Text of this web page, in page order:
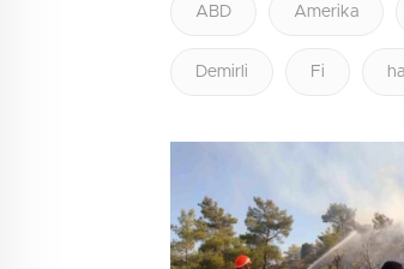
ABD Amerika
Demirli Fi